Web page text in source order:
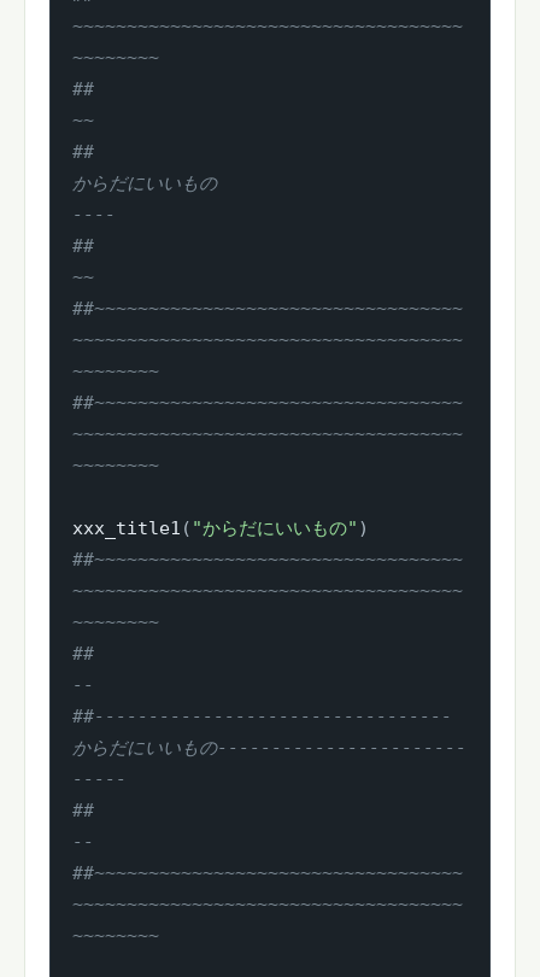
~~~~~~~~~~~~~~~~~~~~~~~~~~~~~~~~~~~~
~~~~~~~~
##
~~
##
からだにいいもの
----
##
~~
##~~~~~~~~~~~~~~~~~~~~~~~~~~~~~~~~~~
~~~~~~~~~~~~~~~~~~~~~~~~~~~~~~~~~~~~
~~~~~~~~
##~~~~~~~~~~~~~~~~~~~~~~~~~~~~~~~~~~
~~~~~~~~~~~~~~~~~~~~~~~~~~~~~~~~~~~~
~~~~~~~~
xxx_title1 ( "からだにいいもの" )
##~~~~~~~~~~~~~~~~~~~~~~~~~~~~~~~~~~
~~~~~~~~~~~~~~~~~~~~~~~~~~~~~~~~~~~~
~~~~~~~~
##
--
##---------------------------------
からだにいいもの-----------------------
-----
##
--
##~~~~~~~~~~~~~~~~~~~~~~~~~~~~~~~~~~
~~~~~~~~~~~~~~~~~~~~~~~~~~~~~~~~~~~~
~~~~~~~~